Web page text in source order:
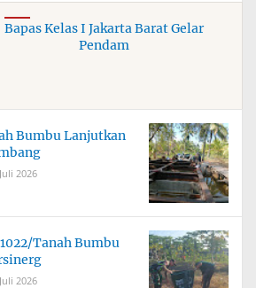
Bapas Kelas I Jakarta Barat Gelar
Pendam
Bumbu Lanjutkan
2026
Tanah Bumbu
2026